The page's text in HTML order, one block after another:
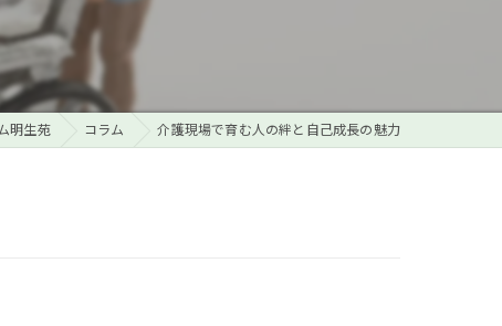
明生苑 コラム 介護現場で育む人の絆と自己成長の魅力